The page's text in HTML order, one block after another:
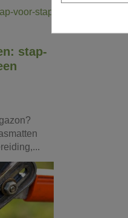
stap-